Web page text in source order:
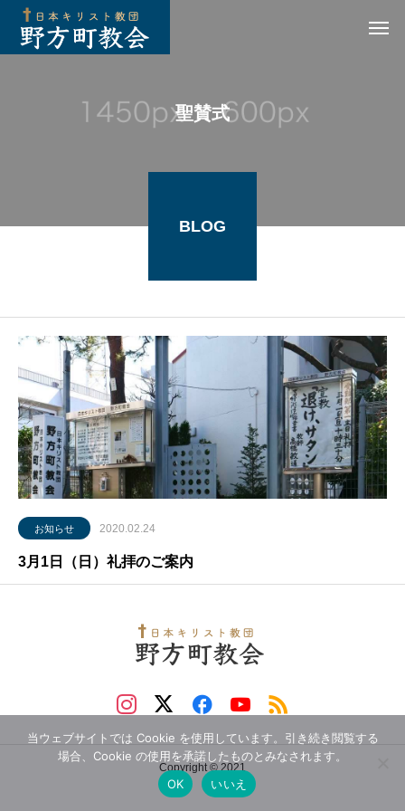
聖賛式
BLOG
お知らせ 2020.02.24
3月1日（日）礼拝のご案内
Copyright © 2021
当ウェブサイトでは Cookie を使用しています。引き続き閲覧する
場合、Cookie の使用を承諾したものとみなされます。
OK
いいえ